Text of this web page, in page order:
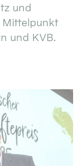
und
Mittelpunkt
und KVB.